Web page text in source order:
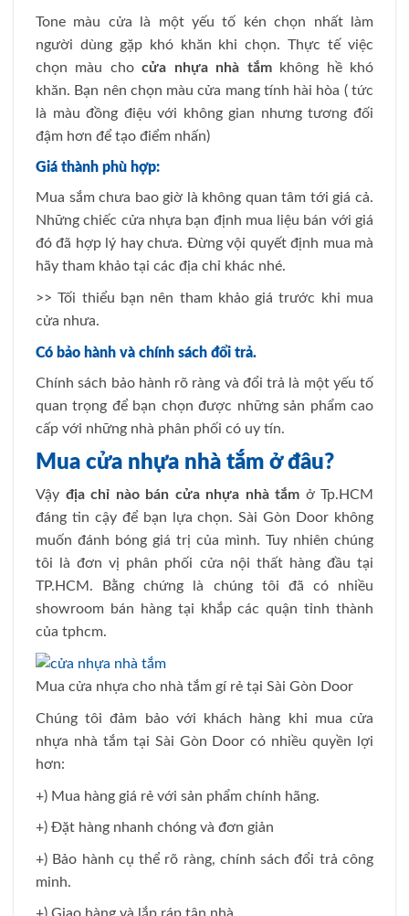
Tone màu cửa là một yếu tố kén chọn nhất làm
người dùng gặp khó khăn khi chọn. Thực tế việc
chọn màu chocửa nhựa nhà tắmkhông hề khó
khăn. Bạn nên chọn màu cửa mang tính hài hòa ( tức
là màu đồng điệu với không gian nhưng tương đối
đậm hơn để tạo điểm nhấn)
Giá thành phù hợp:
Mua sắm chưa bao giờ là không quan tâm tới giá cả.
Những chiếc cửa nhựa bạn định mua liệu bán với giá
đó đã hợp lý hay chưa. Đừng vội quyết định mua mà
hãy tham khảo tại các địa chỉ khác nhé.
>> Tối thiểu bạn nên tham khảo giá trước khi mua
cửa nhưa.
Có bảo hành và chính sách đổi trả.
Chính sách bảo hành rõ ràng và đổi trả là một yếu tố
quan trọng để bạn chọn được những sản phẩm cao
cấp với những nhà phân phối có uy tín.
Mua cửa nhựa nhà tắm ở đâu?
Vậy địa chỉ nào bán cửa nhựa nhà tắm ở Tp.HCM
đáng tin cậy để bạn lựa chọn. Sài Gòn Door không
muốn đánh bóng giá trị của mình. Tuy nhiên chúng
tôi là đơn vị phân phối cửa nội thất hàng đầu tại
TP.HCM. Bằng chứng là chúng tôi đã có nhiều
showroom bán hàng tại khắp các quận tỉnh thành
của tphcm.
Mua cửa nhựa cho nhà tắm gí rẻ tại Sài Gòn Door
Chúng tôi đảm bảo với khách hàng khi mua cửa
nhựa nhà tắm tại Sài Gòn Door có nhiều quyền lợi
hơn:
+) Mua hàng giá rẻ với sản phẩm chính hãng.
+) Đặt hàng nhanh chóng và đơn giản
+) Bảo hành cụ thể rõ ràng, chính sách đổi trả công
minh.